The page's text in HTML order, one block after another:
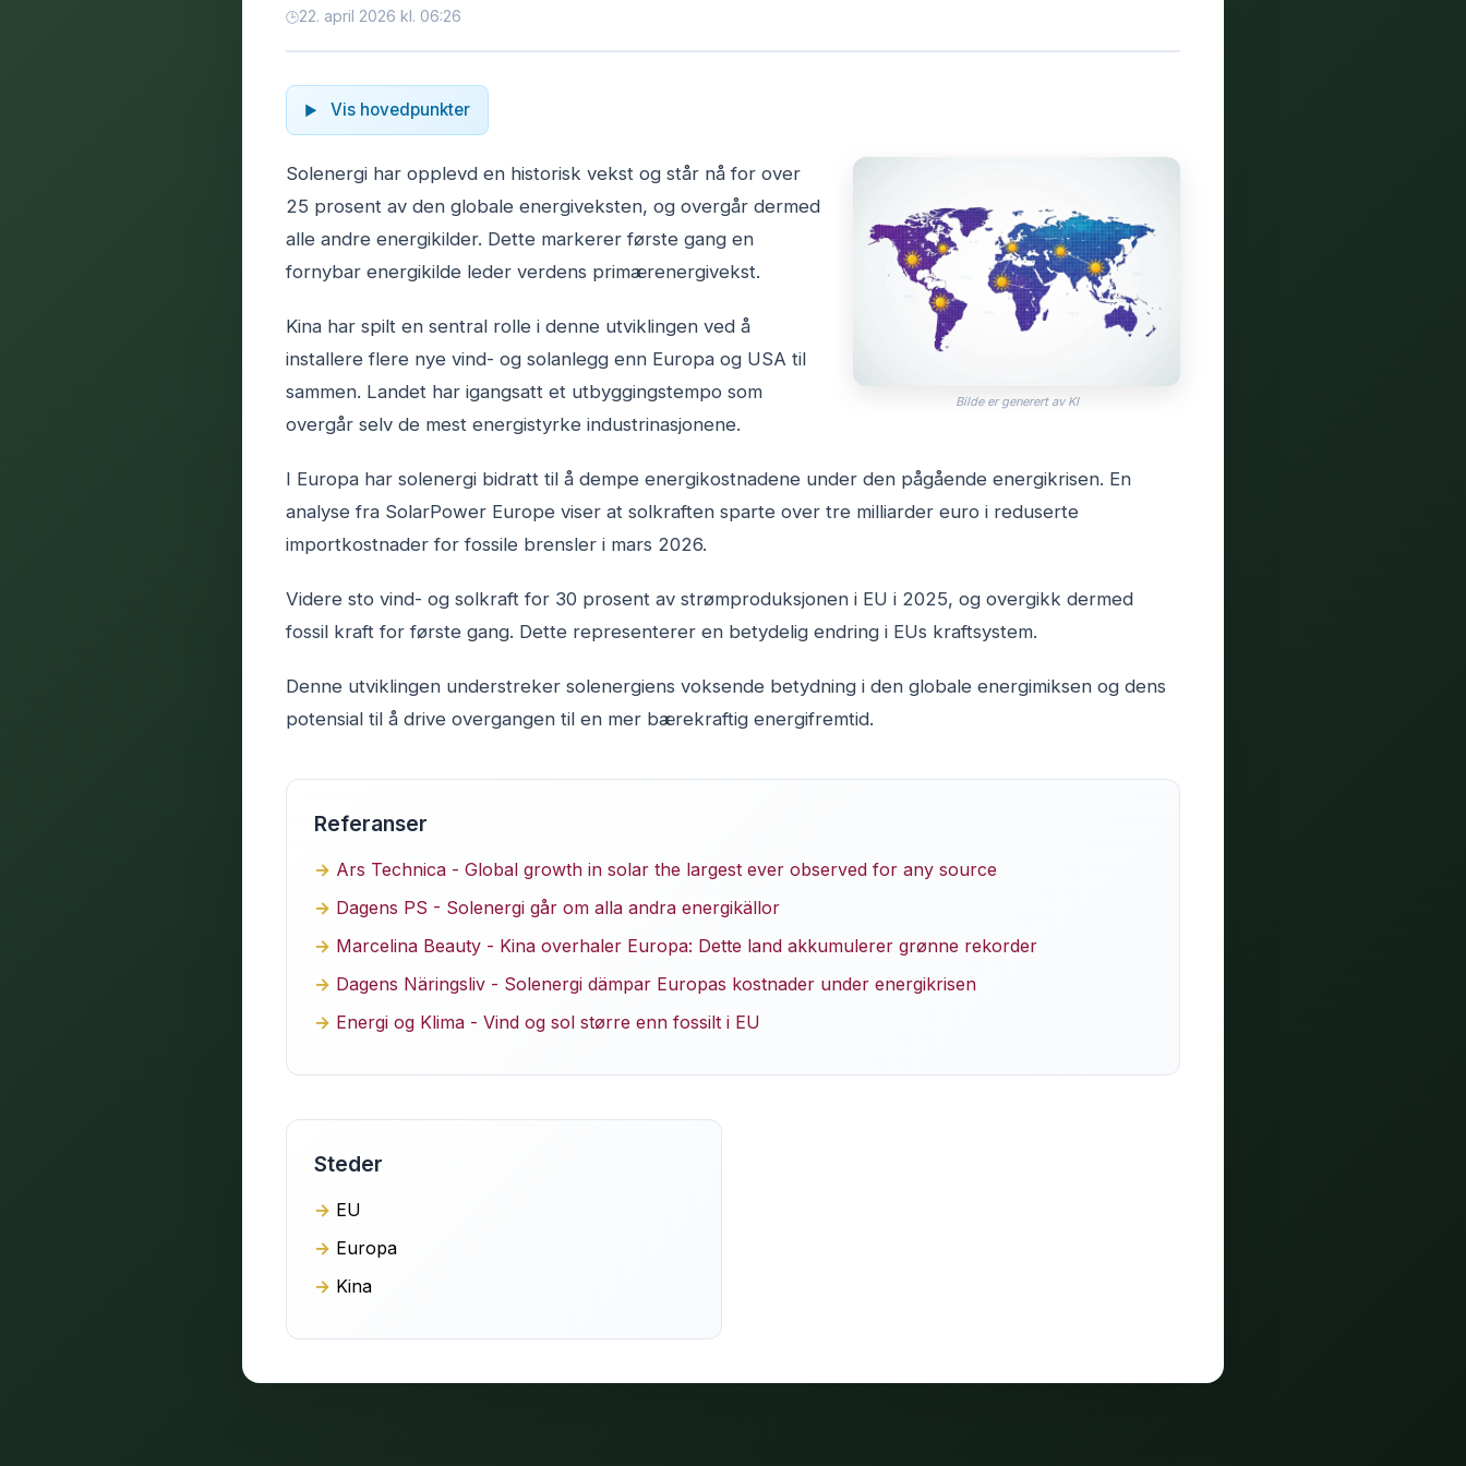
22. april 2026 kl. 06:26
Vis hovedpunkter
Bilde er generert av KI
Solenergi har opplevd en historisk vekst og står nå for over
25 prosent av den globale energiveksten, og overgår dermed
alle andre energikilder. Dette markerer første gang en
fornybar energikilde leder verdens primærenergivekst.
Kina har spilt en sentral rolle i denne utviklingen ved å
installere flere nye vind- og solanlegg enn Europa og USA til
sammen. Landet har igangsatt et utbyggingstempo som
overgår selv de mest energistyrke industrinasjonene.
I Europa har solenergi bidratt til å dempe energikostnadene under den pågående energikrisen. En
analyse fra SolarPower Europe viser at solkraften sparte over tre milliarder euro i reduserte
importkostnader for fossile brensler i mars 2026.
Videre sto vind- og solkraft for 30 prosent av strømproduksjonen i EU i 2025, og overgikk dermed
fossil kraft for første gang. Dette representerer en betydelig endring i EUs kraftsystem.
Denne utviklingen understreker solenergiens voksende betydning i den globale energimiksen og dens
potensial til å drive overgangen til en mer bærekraftig energifremtid.
Referanser
Ars Technica - Global growth in solar the largest ever observed for any source
Dagens PS - Solenergi går om alla andra energikällor
Marcelina Beauty - Kina overhaler Europa: Dette land akkumulerer grønne rekorder
Dagens Näringsliv - Solenergi dämpar Europas kostnader under energikrisen
Energi og Klima - Vind og sol større enn fossilt i EU
Steder
EU
Europa
Kina